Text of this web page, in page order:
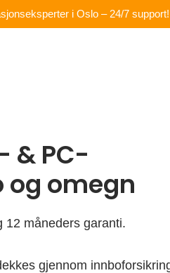
i Oslo – 24/7 support!
& PC-
og omegn
12 måneders garanti.
gjennom